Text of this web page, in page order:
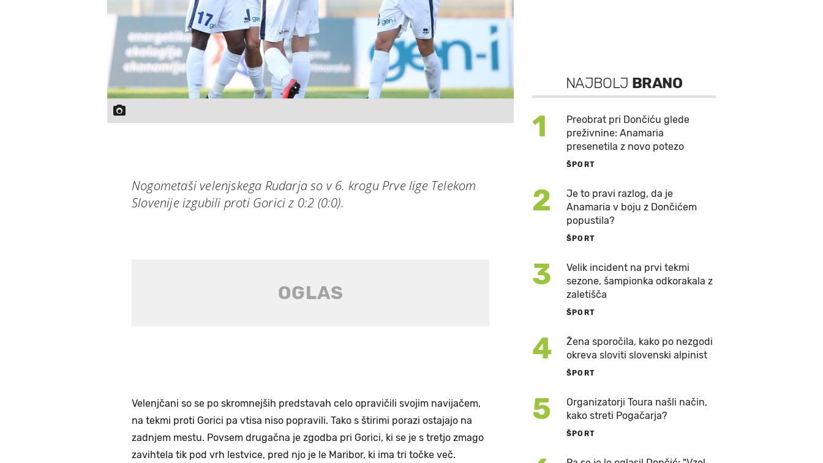
Nogometaši velenjskega Rudarja so v 6. krogu Prve lige Telekom
Slovenije izgubili proti Gorici z 0:2 (0:0).
Velenjčani so se po skromnejših predstavah celo opravičili svojim navijačem,
na tekmi proti Gorici pa vtisa niso popravili. Tako s štirimi porazi ostajajo na
zadnjem mestu. Povsem drugačna je zgodba pri Gorici, ki se je s tretjo zmago
zavihtela tik pod vrh lestvice, pred njo je le Maribor, ki ima tri točke več.
NAJBOLJ BRANO
1
Preobrat pri Dončiću glede
preživnine: Anamaria
presenetila z novo potezo
ŠPORT
2
Je to pravi razlog, da je
Anamaria v boju z Dončićem
popustila?
ŠPORT
3
Velik incident na prvi tekmi
sezone, šampionka odkorakala z
zaletišča
ŠPORT
4
Žena sporočila, kako po nezgodi
okreva sloviti slovenski alpinist
ŠPORT
5
Organizatorji Toura našli način,
kako streti Pogačarja?
ŠPORT